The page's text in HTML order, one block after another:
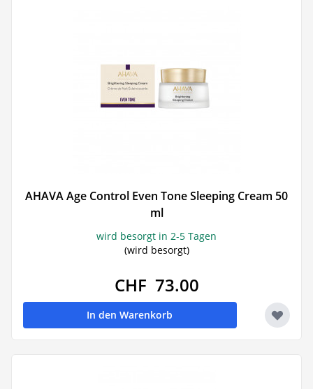
AHAVA Age Control Even Tone Sleeping Cream 50
ml
wird besorgt in 2-5 Tagen
(wird besorgt)
CHF 73.00
In den Warenkorb